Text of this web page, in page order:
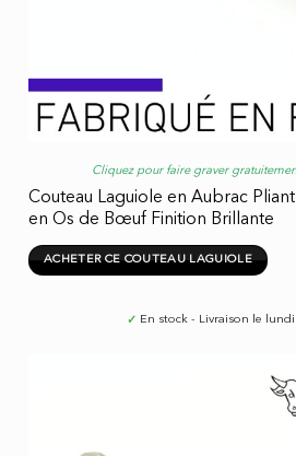
Cliquez pour faire graver
Couteau Laguiole en Aubrac
en Os de Bœuf Finition Brillante
ACHETER CE COUTEAU LAGUIOLE
✓ En stock - Livraison le